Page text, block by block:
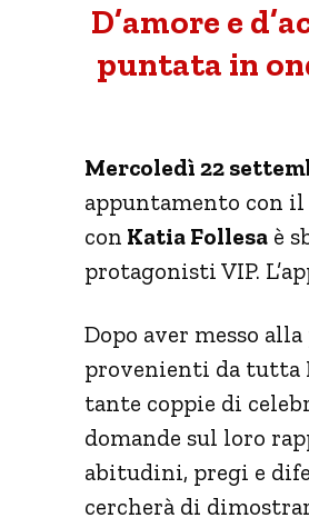
D’amore e
puntata in
Mercoledì 22
appuntamento con il
con Katia Follesa è
protagonisti VIP.
Dopo aver messo
provenienti da tutta
tante coppie di
domande sul loro
abitudini, pregi e
cercherà di